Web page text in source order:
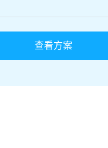
查看方案